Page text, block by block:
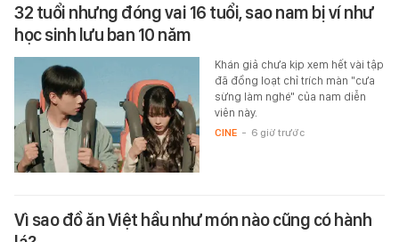
32 tuổi nhưng đóng vai 16 tuổi, sao nam bị ví như
học sinh lưu ban 10 năm
Khán giả chưa kịp xem hết vài tập
đã đồng loạt chỉ trích màn "cưa
sừng làm nghé" của nam diễn
viên này.
CINE - 6 giờ trước
Vì sao đồ ăn Việt hầu như món nào cũng có hành